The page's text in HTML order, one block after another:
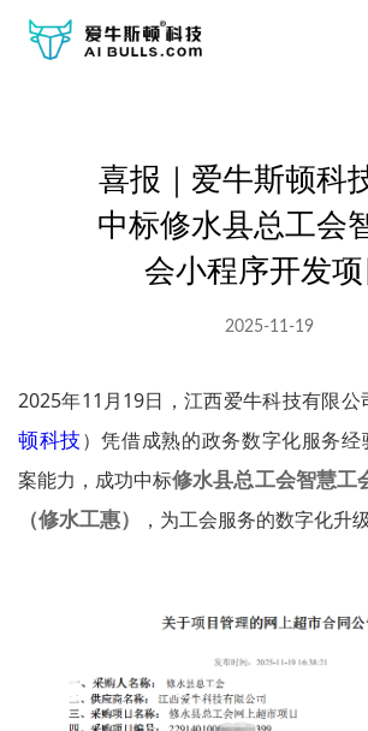
喜报｜爱牛斯顿科
中标修水县总工会
会小程序开发项
2025-11-19
2025年11月19日，江西爱牛科技有限公
顿科技）凭借成熟的政务数字化服务
案能力，成功中标修水县总工会智慧工
（修水工惠）
，为工会服务的数字化升